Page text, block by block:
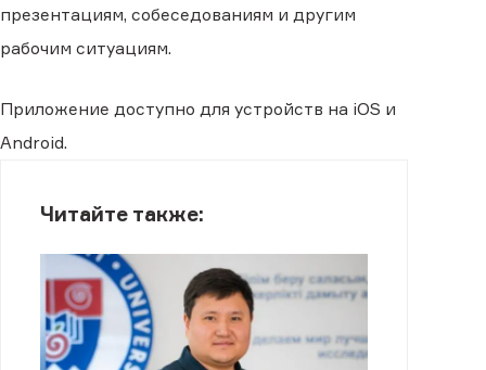
презентациям, собеседованиям и другим
рабочим ситуациям.
Приложение доступно для устройств на iOS и
Android.
Читайте также: